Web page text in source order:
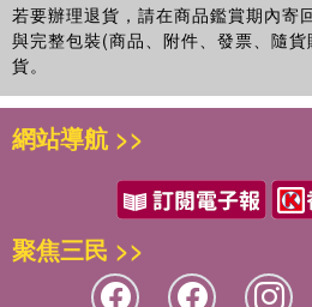
若要辦理退貨，請在商品鑑賞期內寄
與完整包裝(商品、附件、發票、隨
貨。
網站導航 >>
聚焦三民 >>